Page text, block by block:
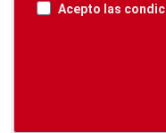
Acepto las